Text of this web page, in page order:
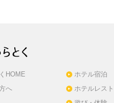
HOME
へ
ホテル宿泊
ホテルレス